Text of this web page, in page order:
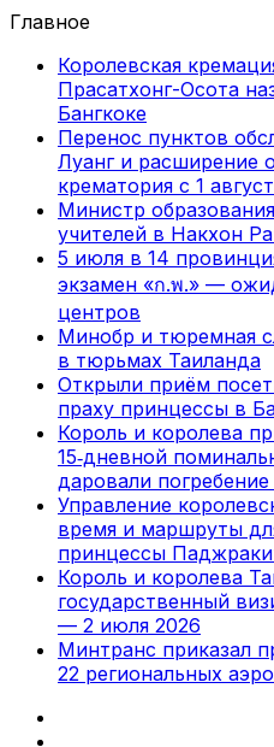
Главное
Королевская
Прасатхонг-Осота
Бангкоке
Перенос пунктов
Луанг и расширение
крематория с 1
Министр
учителей в Накхон
5 июля в 14
экзамен «ก.พ.» —
центров
Минобр и тюремная
в тюрьмах Таиланда
Открыли приём
праху принцессы в
Король и королева
15‑дневной
даровали
Управление
время и маршруты
принцессы
Король и королева
государственный
— 2 июля 2026
Минтранс приказал
22 региональных